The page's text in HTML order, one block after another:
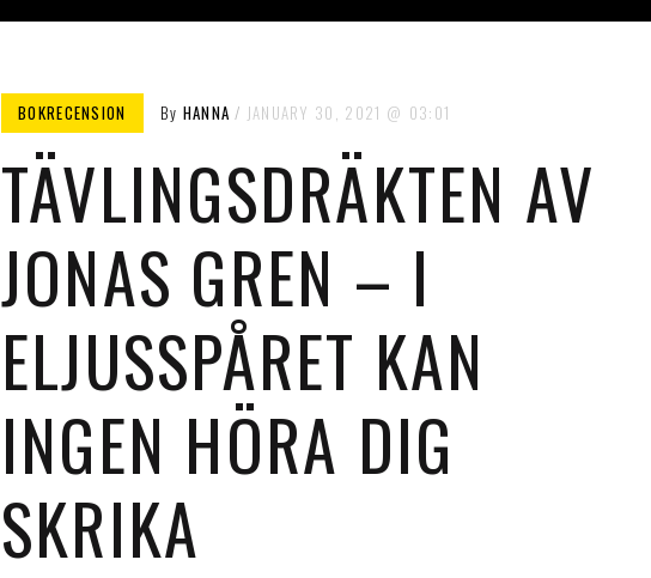
BOKRECENSION By HANNA JANUARY 30, 2021 03:01
TÄVLINGSDRÄKTEN AV
JONAS GREN – I
ELJUSSPÅRET KAN
INGEN HÖRA DIG
SKRIKA